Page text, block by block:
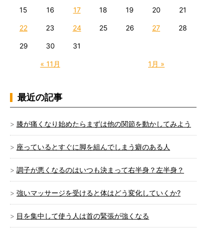
« 11月 1月 »
15 16 17 18 19 20 21
22 23 24 25 26 27 28
29 30 31
最近の記事
膝が痛くなり始めたらまずは他の関節を動かしてみよう
座っているとすぐに脚を組んでしまう癖のある人
調子が悪くなるのはいつも決まって右半身？左半身？
強いマッサージを受けると体はどう変化していくか?
目を集中して使う人は首の緊張が強くなる